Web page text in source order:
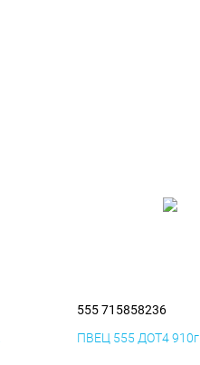
555 715858236
ПВЕЦ 555 ДОТ4 910г